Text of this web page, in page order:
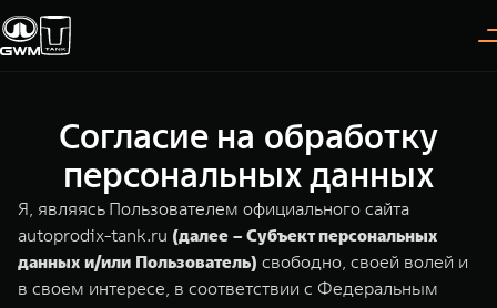
Модели
Покупателям
ВЫБОР АВТОМОБИЛЯ
Спецпредложения
Владельцам
ГАРАНТИЯ И ПОДДЕРЖКА
Гарантия
О дилере
ИНФОРМАЦИЯ
О нас
Согласие на обработку
персональных данных
Я, являясь Пользователем официального сайта
autoprodix-tank.ru (далее – Субъект персональных
данных и/или Пользователь) свободно, своей волей и
в своем интересе, в соответствии с Федеральным